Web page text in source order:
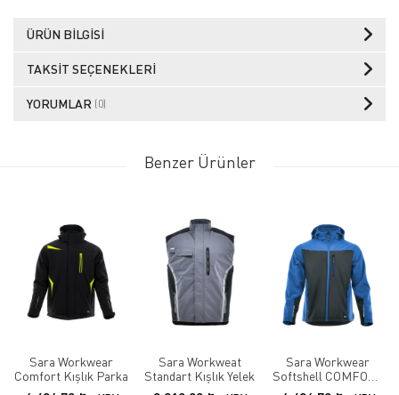
ÜRÜN BILGISI
TAKSIT SEÇENEKLERI
YORUMLAR (0)
Benzer Ürünler
Sara Workwear
Comfort Kışlık Parka
Sara Workweat
Standart Kışlık Yelek
Sara Workwear
Softshell COMFORT
PLUS